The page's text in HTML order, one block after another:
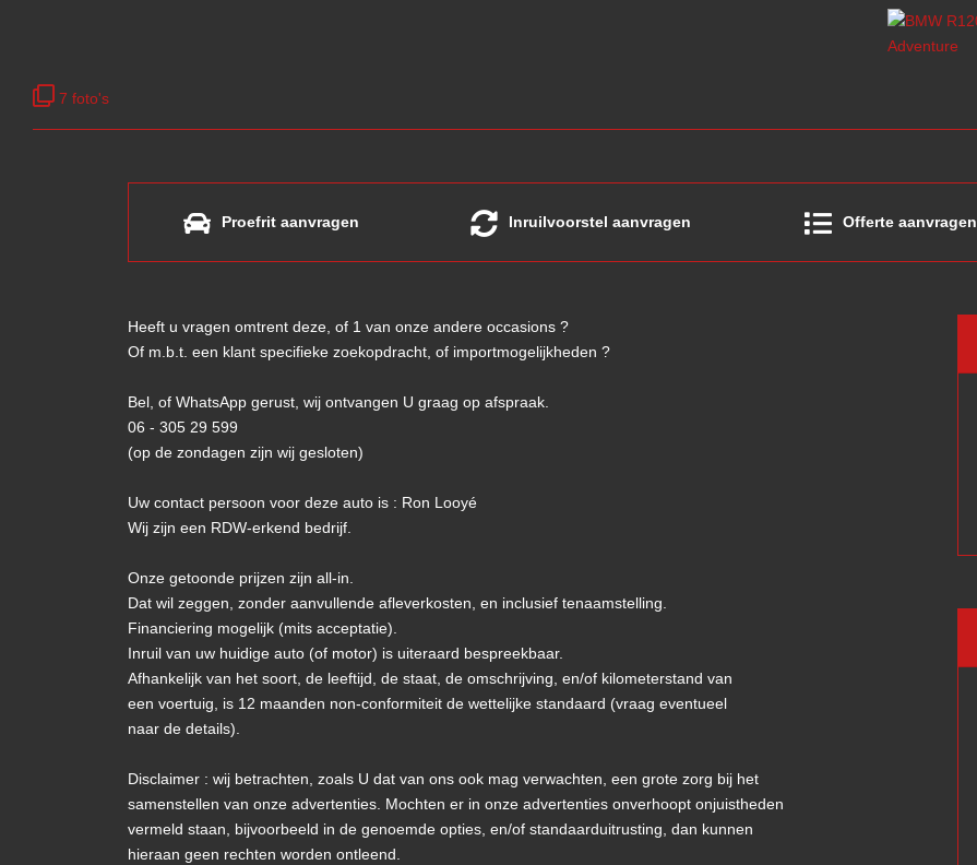
7 foto's
Proefrit aanvragen Inruilvoorstel aanvragen Offerte aanvragen
Heeft u vragen omtrent deze, of 1 van onze andere occasions ?
Of m.b.t. een klant specifieke zoekopdracht, of importmogelijkheden ?
Bel, of WhatsApp gerust, wij ontvangen U graag op afspraak.
06 - 305 29 599
(op de zondagen zijn wij gesloten)
Uw contact persoon voor deze auto is : Ron Looyé
Wij zijn een RDW-erkend bedrijf.
Onze getoonde prijzen zijn all-in.
Dat wil zeggen, zonder aanvullende afleverkosten, en inclusief tenaamstelling.
Financiering mogelijk (mits acceptatie).
Inruil van uw huidige auto (of motor) is uiteraard bespreekbaar.
Afhankelijk van het soort, de leeftijd, de staat, de omschrijving, en/of kilometerstand van
een voertuig, is 12 maanden non-conformiteit de wettelijke standaard (vraag eventueel
naar de details).
Disclaimer : wij betrachten, zoals U dat van ons ook mag verwachten, een grote zorg bij het
samenstellen van onze advertenties. Mochten er in onze advertenties onverhoopt onjuistheden
vermeld staan, bijvoorbeeld in de genoemde opties, en/of standaarduitrusting, dan kunnen
hieraan geen rechten worden ontleend.